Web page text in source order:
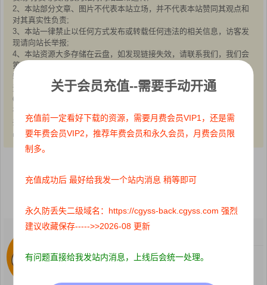
2、本站部分文章、图片不代表本站立场，并不代表本站赞同其观点和
对其真实性负责;
3、本站一律禁止以任何方式发布或转载任何违法的相关信息，访客发
现请向站长举报;
4、本站资源大多存储在云盘，如发现链接失效，请联系我们，我们会
第一时间更新:
5、本站分享的高质量高清写真图集，出镜模特均为成年女性正常写真
无R18内容，仅限用于摄影爱好者提供素材与鉴赏学习;
6、本站所有文章、图片、资源等均为收集自互联网，版权归原作者所
有。仅作为个人学习、研究以及欣赏!请在下载后24小时内删除。
共同维护和谐健康的互联网!如果您发现本站上有侵犯您的权益的作
品，请与我们取得联系，我们会及时删除或者修改。
有问题发私信！
关于会员充值--需要手动开通
充值前一定看好下载的资源，需要月费会员VIP1，还是需
要年费会员VIP2，推荐年费会员和永久会员，月费会员限
制多。
充值成功后 最好给我发一个站内消息 稍等即可
永久防丢失二级域名：https://cgyss-back.cgyss.com 强烈
建议收藏保存----->>2026-08 更新
有问题直接给我发站内消息，上线后会统一处理。